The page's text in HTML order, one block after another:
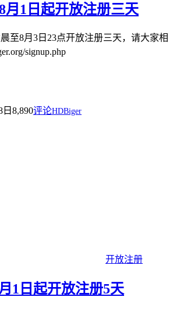
月1日起开放注册三天
至8月3日23点开放注册三天，请大家相
signup.php
日 8,890评论HDBiger
开放注册
1日起开放注册5天